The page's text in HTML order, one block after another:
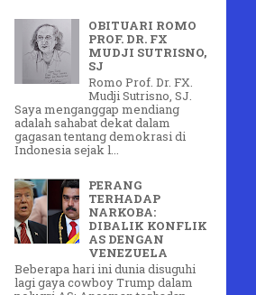
OBITUARI ROMO
PROF. DR. FX
MUDJI SUTRISNO,
SJ
Romo Prof. Dr. FX.
Mudji Sutrisno, SJ.
Saya menganggap mendiang
adalah sahabat dekat dalam
gagasan tentang demokrasi di
Indonesia sejak l...
PERANG
TERHADAP
NARKOBA:
DIBALIK KONFLIK
AS DENGAN
VENEZUELA
Beberapa hari ini dunia disuguhi
lagi gaya cowboy Trump dalam